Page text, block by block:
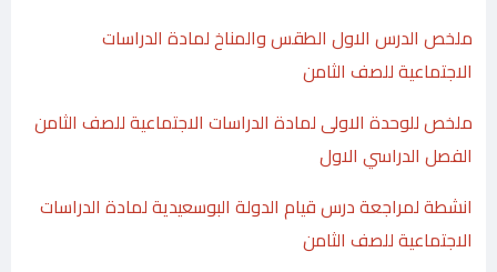
ملخص الدرس الاول الطقس والمناخ لمادة الدراسات
الاجتماعية للصف الثامن
ملخص للوحدة الاولى لمادة الدراسات الاجتماعية للصف الثامن
الفصل الدراسي الاول
انشطة لمراجعة درس قيام الدولة البوسعيدية لمادة الدراسات
الاجتماعية للصف الثامن